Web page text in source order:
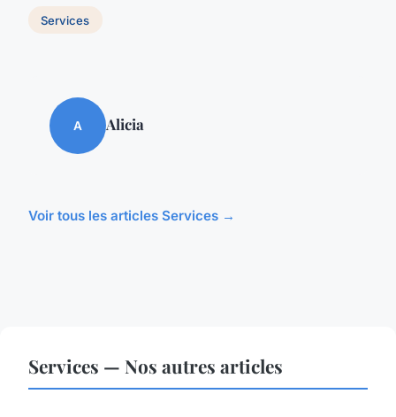
Services
A Alicia
Voir tous les articles Services →
Services — Nos autres articles